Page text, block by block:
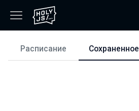
Расписание
Расписание Сохраненное